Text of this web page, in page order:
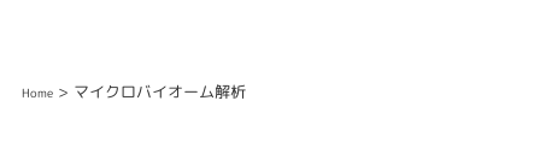
Home> マイクロバイオーム解析